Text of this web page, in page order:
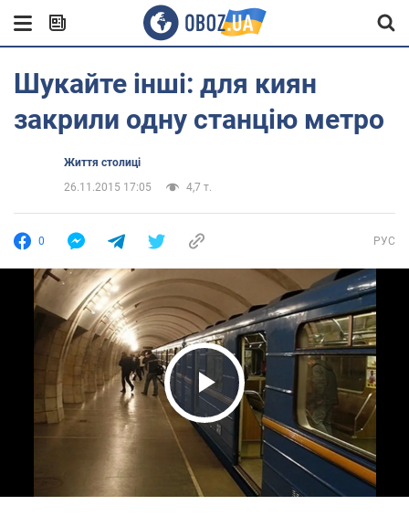
Шукайте інші: для киян
закрили одну станцію метро
Життя столиці
26.11.2015 17:05
4,7 т.
0 РУС
Play Video